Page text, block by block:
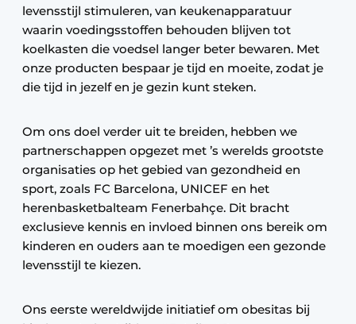
levensstijl stimuleren, van keukenapparatuur
waarin voedingsstoffen behouden blijven tot
koelkasten die voedsel langer beter bewaren. Met
onze producten bespaar je tijd en moeite, zodat je
die tijd in jezelf en je gezin kunt steken.
Om ons doel verder uit te breiden, hebben we
partnerschappen opgezet met ’s werelds grootste
organisaties op het gebied van gezondheid en
sport, zoals FC Barcelona, UNICEF en het
herenbasketbalteam Fenerbahçe. Dit bracht
exclusieve kennis en invloed binnen ons bereik om
kinderen en ouders aan te moedigen een gezonde
levensstijl te kiezen.
Ons eerste wereldwijde initiatief om obesitas bij